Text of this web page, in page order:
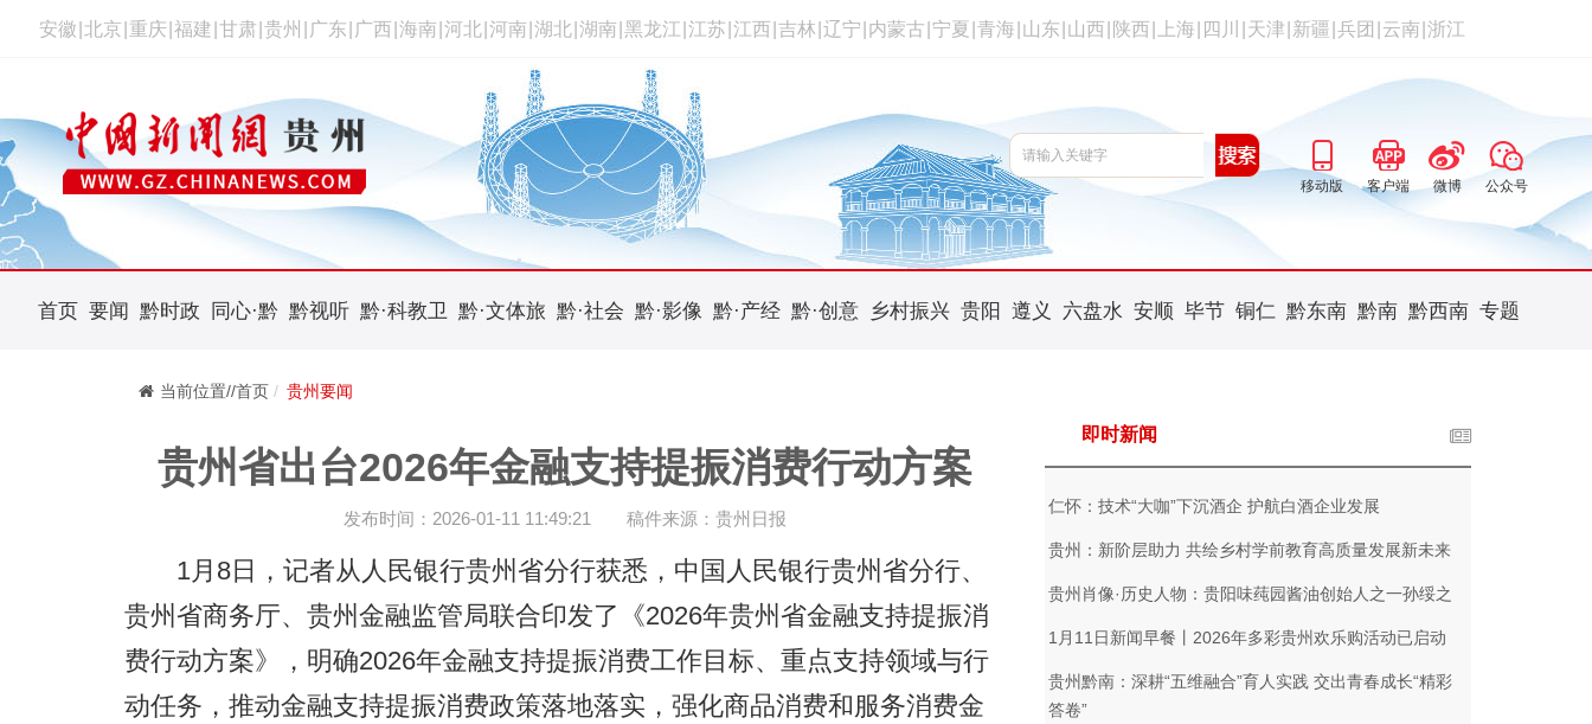
安徽 北京 重庆 福建 甘肃 贵州 广东 广西 海南 河北 河南 湖北 湖南 黑龙江 江苏 江西 吉林 辽宁 内蒙古 宁夏 青海 山东 山西 陕西 上海 四川 天津 新疆 兵团 云南 浙江
移动版 客户端 微博 公众号
首页 要闻 黔时政 同心·黔 黔视听 黔·科教卫 黔·文体旅 黔·社会 黔·影像 黔·产经 黔·创意 乡村振兴 贵阳 遵义 六盘水 安顺 毕节 铜仁 黔东南 黔南 黔西南 专题
当前位置//首页 贵州要闻
贵州省出台2026年金融支持提振消费行动方案
发布时间：2026-01-11 11:49:21 稿件来源：贵州日报
1月8日，记者从人民银行贵州省分行获悉，中国人民银行贵州省分行、
贵州省商务厅、贵州金融监管局联合印发了《2026年贵州省金融支持提振消
费行动方案》，明确2026年金融支持提振消费工作目标、重点支持领域与行
动任务，推动金融支持提振消费政策落地落实，强化商品消费和服务消费金
即时新闻
仁怀：技术“大咖”下沉酒企 护航白酒企业发展
贵州：新阶层助力 共绘乡村学前教育高质量发展新未来
贵州肖像·历史人物：贵阳味莼园酱油创始人之一孙绥之
1月11日新闻早餐丨2026年多彩贵州欢乐购活动已启动
贵州黔南：深耕“五维融合”育人实践 交出青春成长“精彩
答卷”